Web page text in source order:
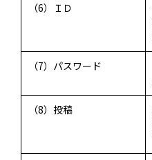
（6）ＩＤ
（7）パスワード
（8）投稿